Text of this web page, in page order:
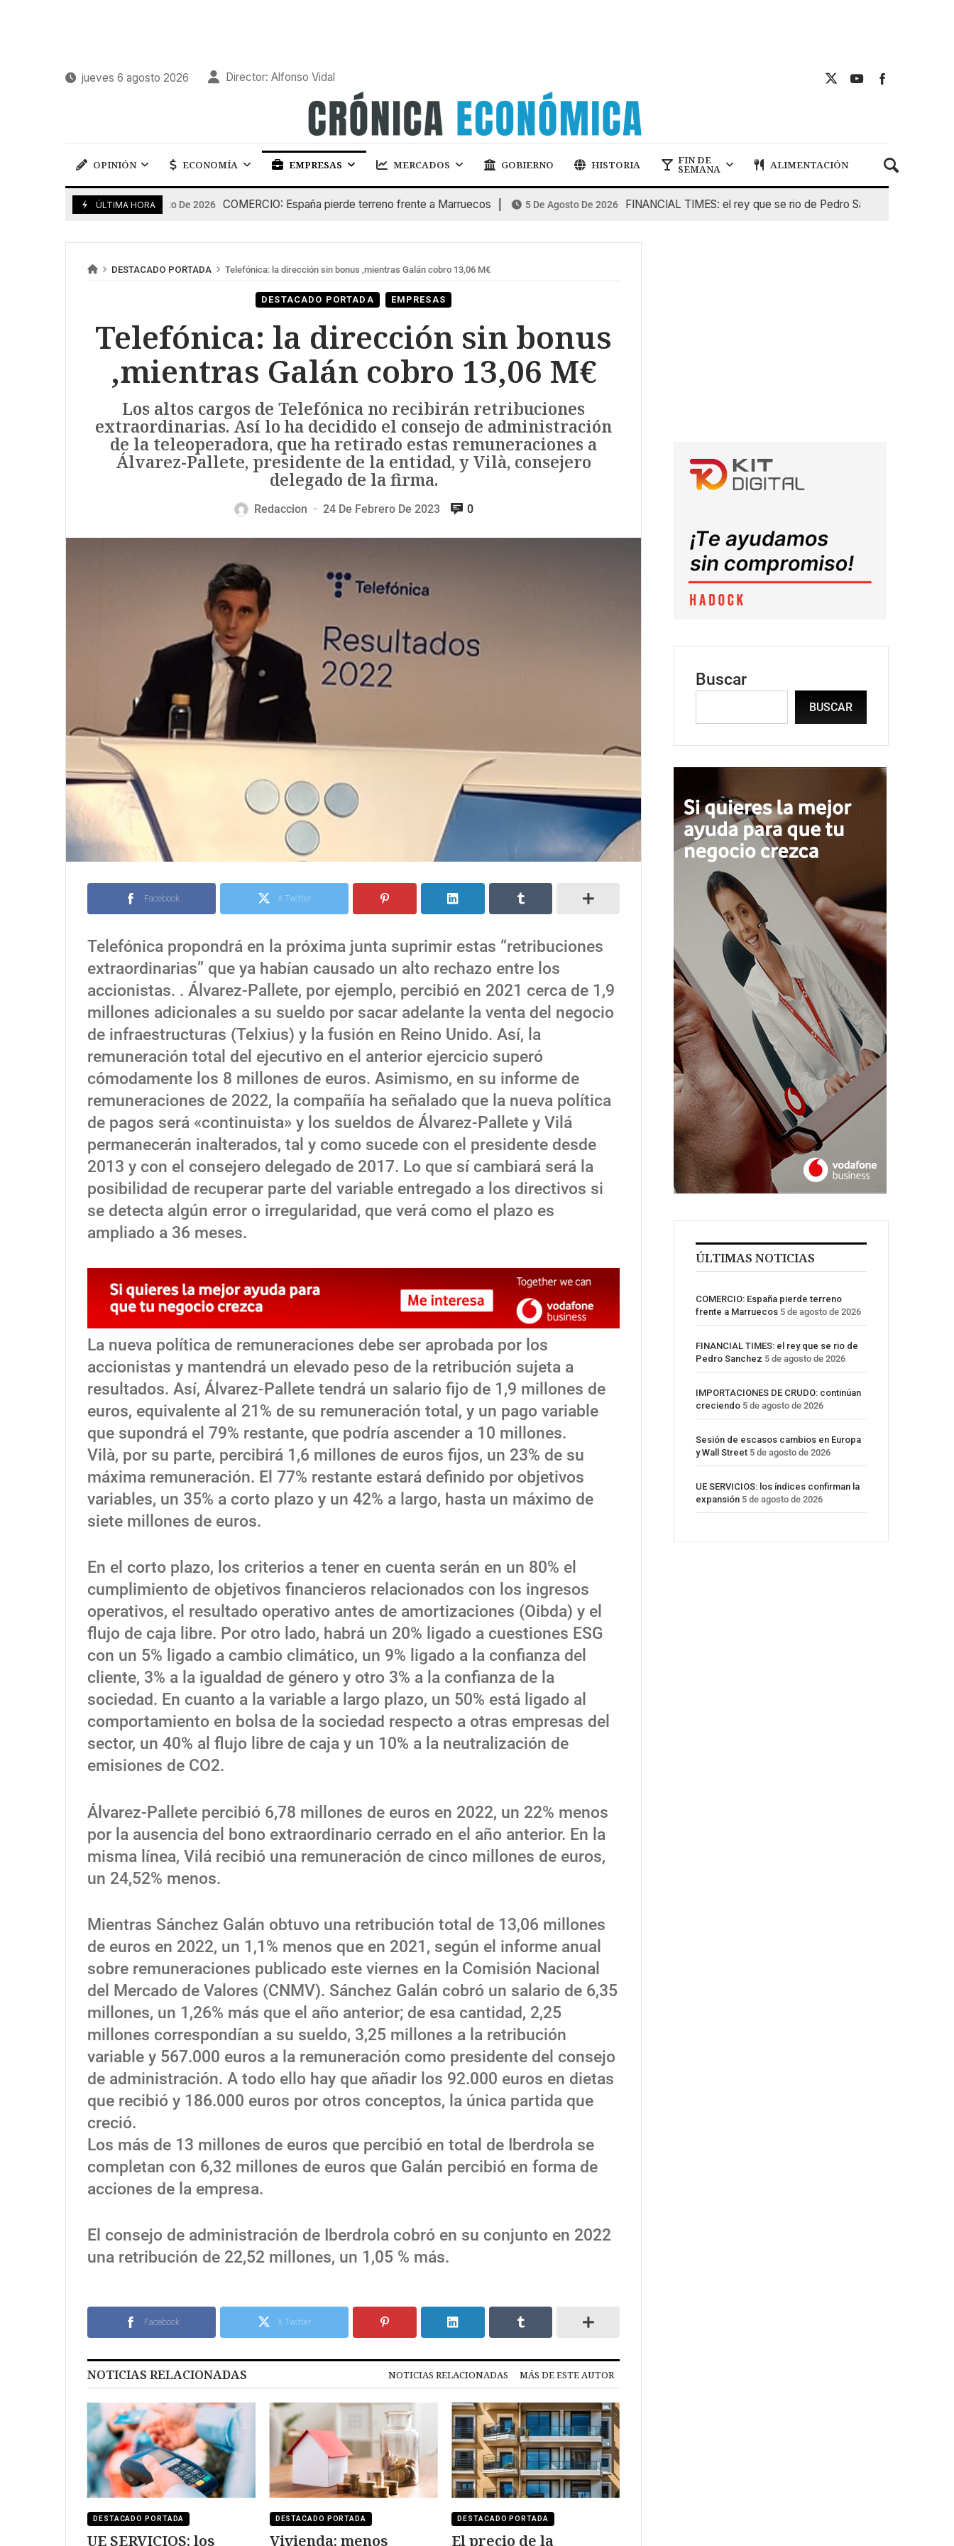
jueves 6 agosto 2026 Director: Alfonso Vidal
OPINIÓN ECONOMÍA EMPRESAS MERCADOS GOBIERNO HISTORIA FIN DE
SEMANA ALIMENTACIÓN
ÚLTIMA HORA
5 De Agosto De 2026 COMERCIO: España pierde terreno frente a Marruecos 5 De Agosto De 2026 FINANCIAL TIMES: el rey que se rio de Pedro Sanchez
DESTACADO PORTADA Telefónica: la dirección sin bonus ,mientras Galán cobro 13,06 M€
DESTACADO PORTADA EMPRESAS
Telefónica: la dirección sin bonus
,mientras Galán cobro 13,06 M€
Los altos cargos de Telefónica no recibirán retribuciones
extraordinarias. Así lo ha decidido el consejo de administración
de la teleoperadora, que ha retirado estas remuneraciones a
Álvarez-Pallete, presidente de la entidad, y Vilà, consejero
delegado de la firma.
Redaccion — 24 De Febrero De 2023 0
Facebook X Twitter
Telefónica propondrá en la próxima junta suprimir estas “retribuciones
extraordinarias” que ya habían causado un alto rechazo entre los
accionistas. . Álvarez-Pallete, por ejemplo, percibió en 2021 cerca de 1,9
millones adicionales a su sueldo por sacar adelante la venta del negocio
de infraestructuras (Telxius) y la fusión en Reino Unido. Así, la
remuneración total del ejecutivo en el anterior ejercicio superó
cómodamente los 8 millones de euros. Asimismo, en su informe de
remuneraciones de 2022, la compañía ha señalado que la nueva política
de pagos será «continuista» y los sueldos de Álvarez-Pallete y Vilá
permanecerán inalterados, tal y como sucede con el presidente desde
2013 y con el consejero delegado de 2017. Lo que sí cambiará será la
posibilidad de recuperar parte del variable entregado a los directivos si
se detecta algún error o irregularidad, que verá como el plazo es
ampliado a 36 meses.
La nueva política de remuneraciones debe ser aprobada por los
accionistas y mantendrá un elevado peso de la retribución sujeta a
resultados. Así, Álvarez-Pallete tendrá un salario fijo de 1,9 millones de
euros, equivalente al 21% de su remuneración total, y un pago variable
que supondrá el 79% restante, que podría ascender a 10 millones.
Vilà, por su parte, percibirá 1,6 millones de euros fijos, un 23% de su
máxima remuneración. El 77% restante estará definido por objetivos
variables, un 35% a corto plazo y un 42% a largo, hasta un máximo de
siete millones de euros.
En el corto plazo, los criterios a tener en cuenta serán en un 80% el
cumplimiento de objetivos financieros relacionados con los ingresos
operativos, el resultado operativo antes de amortizaciones (Oibda) y el
flujo de caja libre. Por otro lado, habrá un 20% ligado a cuestiones ESG
con un 5% ligado a cambio climático, un 9% ligado a la confianza del
cliente, 3% a la igualdad de género y otro 3% a la confianza de la
sociedad. En cuanto a la variable a largo plazo, un 50% está ligado al
comportamiento en bolsa de la sociedad respecto a otras empresas del
sector, un 40% al flujo libre de caja y un 10% a la neutralización de
emisiones de CO2.
Álvarez-Pallete percibió 6,78 millones de euros en 2022, un 22% menos
por la ausencia del bono extraordinario cerrado en el año anterior. En la
misma línea, Vilá recibió una remuneración de cinco millones de euros,
un 24,52% menos.
Mientras Sánchez Galán obtuvo una retribución total de 13,06 millones
de euros en 2022, un 1,1% menos que en 2021, según el informe anual
sobre remuneraciones publicado este viernes en la Comisión Nacional
del Mercado de Valores (CNMV). Sánchez Galán cobró un salario de 6,35
millones, un 1,26% más que el año anterior; de esa cantidad, 2,25
millones correspondían a su sueldo, 3,25 millones a la retribución
variable y 567.000 euros a la remuneración como presidente del consejo
de administración. A todo ello hay que añadir los 92.000 euros en dietas
que recibió y 186.000 euros por otros conceptos, la única partida que
creció.
Los más de 13 millones de euros que percibió en total de Iberdrola se
completan con 6,32 millones de euros que Galán percibió en forma de
acciones de la empresa.
El consejo de administración de Iberdrola cobró en su conjunto en 2022
una retribución de 22,52 millones, un 1,05 % más.
Facebook X Twitter
NOTICIAS RELACIONADAS NOTICIAS RELACIONADAS MÁS DE ESTE AUTOR
DESTACADO PORTADA
UE SERVICIOS: los
DESTACADO PORTADA
Vivienda: menos
DESTACADO PORTADA
El precio de la
Buscar
BUSCAR
ÚLTIMAS NOTICIAS
COMERCIO: España pierde terreno
frente a Marruecos 5 de agosto de 2026
FINANCIAL TIMES: el rey que se rio de
Pedro Sanchez 5 de agosto de 2026
IMPORTACIONES DE CRUDO: continúan
creciendo 5 de agosto de 2026
Sesión de escasos cambios en Europa
y Wall Street 5 de agosto de 2026
UE SERVICIOS: los índices confirman la
expansión 5 de agosto de 2026